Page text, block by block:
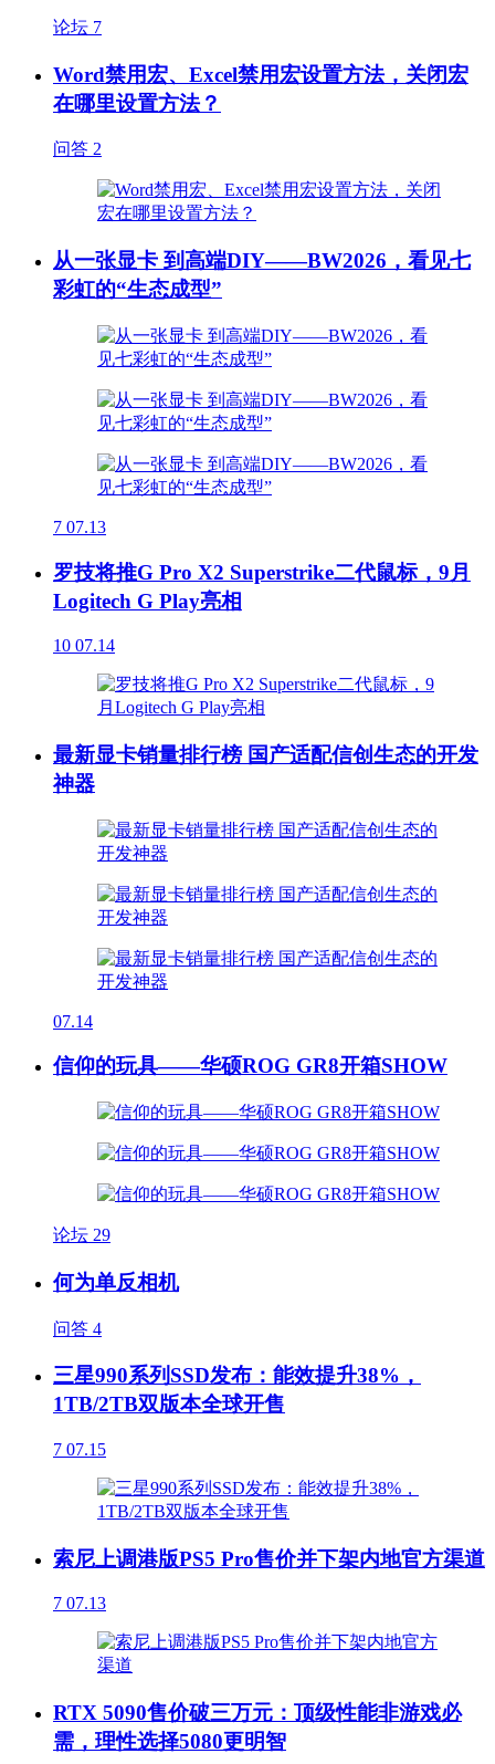
论坛 7
Word禁用宏、Excel禁用宏设置方法，关闭宏
在哪里设置方法？
问答 2
从一张显卡 到高端DIY——BW2026，看见七
彩虹的“生态成型”
7 07.13
罗技将推G Pro X2 Superstrike二代鼠标，9月
Logitech G Play亮相
10 07.14
最新显卡销量排行榜 国产适配信创生态的开发
神器
07.14
信仰的玩具——华硕ROG GR8开箱SHOW
论坛 29
何为单反相机
问答 4
三星990系列SSD发布：能效提升38%，
1TB/2TB双版本全球开售
7 07.15
索尼上调港版PS5 Pro售价并下架内地官方渠道
7 07.13
RTX 5090售价破三万元：顶级性能非游戏必
需，理性选择5080更明智